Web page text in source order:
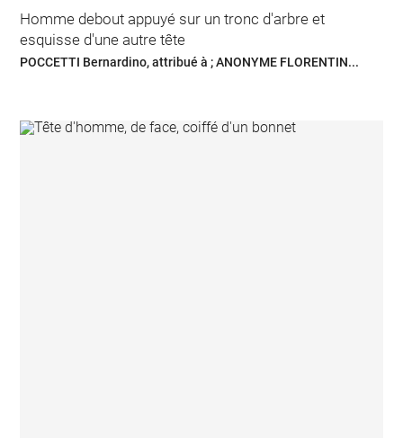
Homme debout appuyé sur un tronc d'arbre et
esquisse d'une autre tête
POCCETTI Bernardino, attribué à ; ANONYME FLORENTIN...